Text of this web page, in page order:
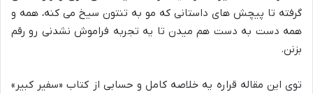
گرفته تا پیچش های داستانی که مو به تنتون سیخ می کنه، همه و
همه دست به دست هم میدن تا یه تجربه فراموش نشدنی رو رقم
بزنن.
توی این مقاله قراره یه خلاصه کامل و حسابی از کتاب «سفیر کبیر»